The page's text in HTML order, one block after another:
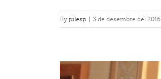
By julesp 3 de desembre del 2016